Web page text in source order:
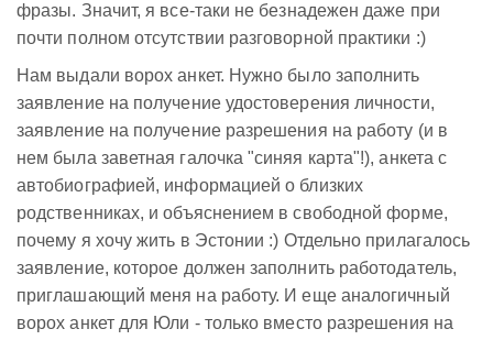
фразы. Значит, я все-таки не безнадежен даже при
почти полном отсутствии разговорной практики :)
Нам выдали ворох анкет. Нужно было заполнить
заявление на получение удостоверения личности,
заявление на получение разрешения на работу (и в
нем была заветная галочка "синяя карта"!), анкета с
автобиографией, информацией о близких
родственниках, и объяснением в свободной форме,
почему я хочу жить в Эстонии :) Отдельно прилагалось
заявление, которое должен заполнить работодатель,
приглашающий меня на работу. И еще аналогичный
ворох анкет для Юли - только вместо разрешения на